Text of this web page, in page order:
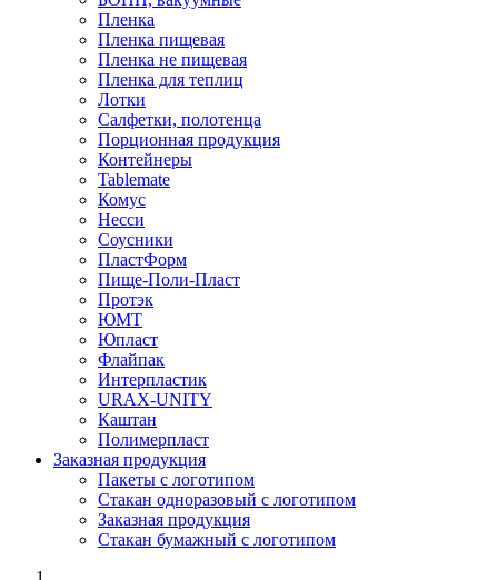
Пленка
Пленка пищевая
Пленка не пищевая
Пленка для теплиц
Лотки
Салфетки, полотенца
Порционная продукция
Контейнеры
Tablemate
Комус
Несси
Соусники
ПластФорм
Пище-Поли-Пласт
Протэк
ЮМТ
Юпласт
Флайпак
Интерпластик
URAX-UNITY
Каштан
Полимерпласт
Заказная продукция
Пакеты с логотипом
Стакан одноразовый с логотипом
Заказная продукция
Стакан бумажный с логотипом